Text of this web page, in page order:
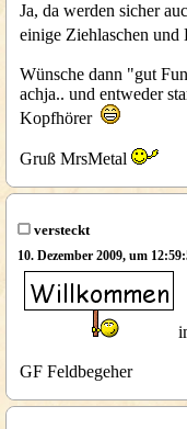
Ja, da werden sicher
einige Ziehlaschen und
Wünsche dann "gut
achja.. und entweder
Kopfhörer
Gruß MrsMetal
versteckt
10. Dezember 2009, um
GF Feldbegeher